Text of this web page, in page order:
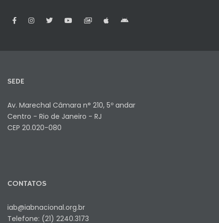
SEDE
Av. Marechal Câmara n° 210, 5º andar
Centro - Rio de Janeiro - RJ
CEP 20.020-080
CONTATOS
iab@iabnacional.org.br
Telefone: (21) 2240.3173